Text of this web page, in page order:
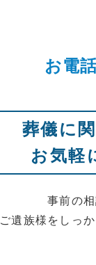
お電
葬儀に
お気軽
事前の
ご遺族様をしっ